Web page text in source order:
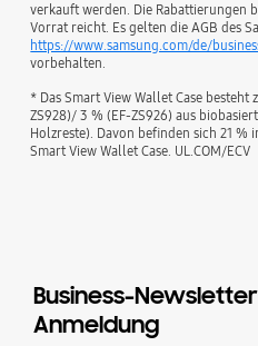
verkauft werden. Die Rabattierungen
Vorrat reicht. Es gelten die AGB des
https://www.samsung.com/de/
vorbehalten.
* Das Smart View Wallet Case besteht
ZS928)/ 3 % (EF-ZS926) aus
Holzreste). Davon befinden sich 21 %
Smart View Wallet Case. UL.COM/ECV
Business-Newsletter
Anmeldung